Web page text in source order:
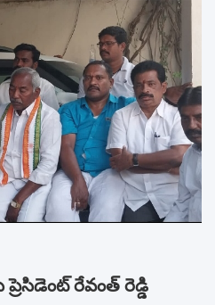
రేవంత్ రెడ్డి